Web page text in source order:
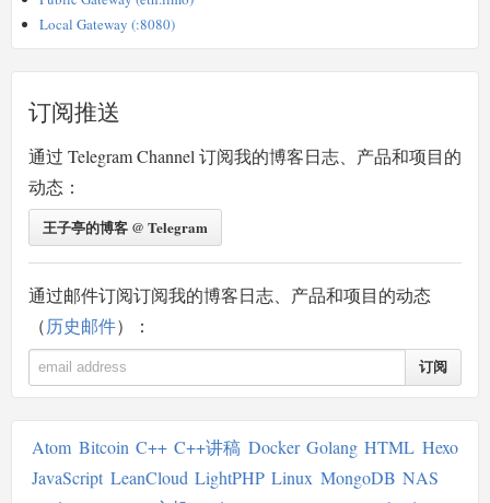
Local Gateway (:8080)
订阅推送
通过 Telegram Channel 订阅我的博客日志、产品和项目的
动态：
王子亭的博客 @ Telegram
通过邮件订阅订阅我的博客日志、产品和项目的动态
（历史邮件）：
订阅
Atom Bitcoin C++ C++讲稿 Docker Golang HTML Hexo
JavaScript LeanCloud LightPHP Linux MongoDB NAS